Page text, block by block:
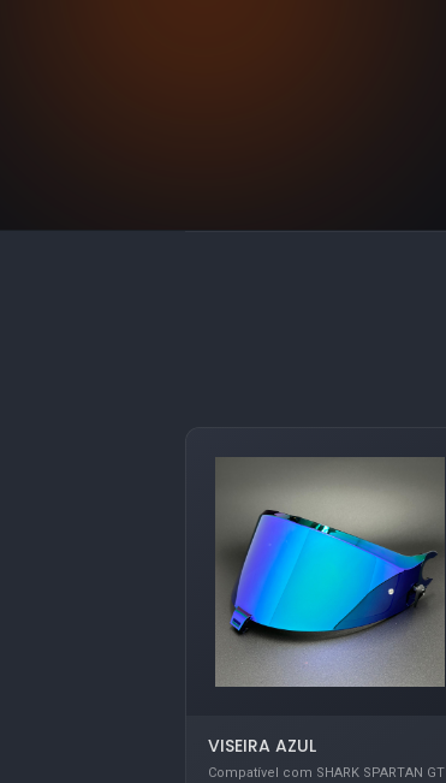
VISEIRA AZUL
Compatível com SHARK SPARTAN GT